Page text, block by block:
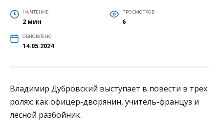
НА ЧТЕНИЕ
2 мин
ПРОСМОТРОВ
6
ОБНОВЛЕНО
14.05.2024
Владимир Дубровский выступает в повести в трёх
ролях: как офицер-дворянин, учитель-француз и
лесной разбойник.